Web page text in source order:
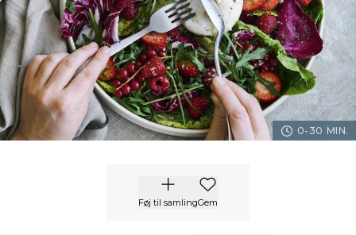
0-30 MIN.
Føj til samlingGem